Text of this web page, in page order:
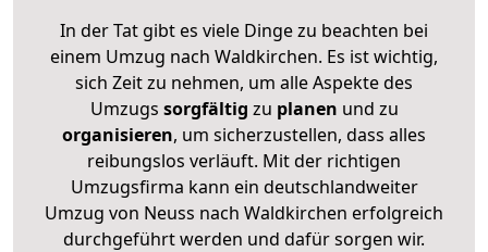
In der Tat gibt es viele Dinge zu beachten bei
einem Umzug nach Waldkirchen. Es ist wichtig,
sich Zeit zu nehmen, um alle Aspekte des
Umzugs sorgfältig zu planen und zu
organisieren, um sicherzustellen, dass alles
reibungslos verläuft. Mit der richtigen
Umzugsfirma kann ein deutschlandweiter
Umzug von Neuss nach Waldkirchen erfolgreich
durchgeführt werden und dafür sorgen wir.